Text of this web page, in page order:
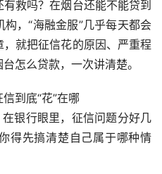
救吗？在烟台还能不能贷到
，“海融金服”几乎每天都会
就把征信花的原因、严重程
怎么贷款，一次讲清楚。
到底“花”在哪
银行眼里，征信问题分好几
得先搞清楚自己属于哪种情